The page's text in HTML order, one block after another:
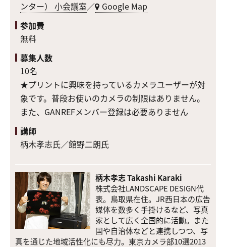
ンター） 小会議室／
Google Map
参加費
無料
募集人数
10名
★プリントに興味を持っているカメラユーザーが対
象です。普段お使いのカメラの制限はありません。
また、GANREFメンバー登録は必要ありません
講師
柄木孝志氏／館野二朗氏
柄木孝志 Takashi Karaki
株式会社LANDSCAPE DESIGN代
表。鳥取県在住。JR西日本の広告
媒体を数多く手掛けるなど、写真
家として広く全国的に活動。また
国や自治体などと連携しつつ、写
真を通じた地域活性化にも尽力。東京カメラ部10選2013